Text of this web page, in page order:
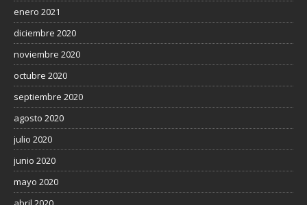
enero 2021
diciembre 2020
noviembre 2020
octubre 2020
septiembre 2020
agosto 2020
julio 2020
junio 2020
mayo 2020